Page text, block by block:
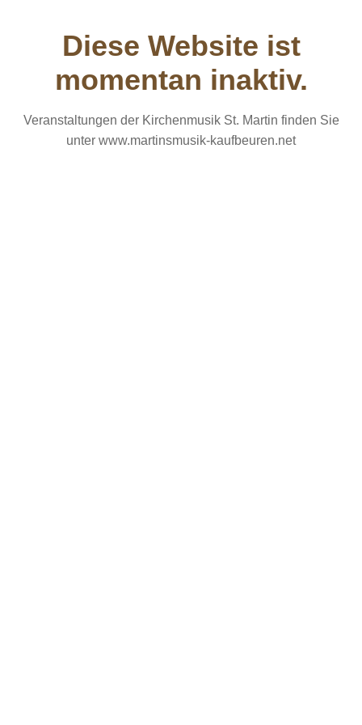
Diese Website ist
momentan inaktiv.
Veranstaltungen der Kirchenmusik St. Martin finden Sie
unter www.martinsmusik-kaufbeuren.net